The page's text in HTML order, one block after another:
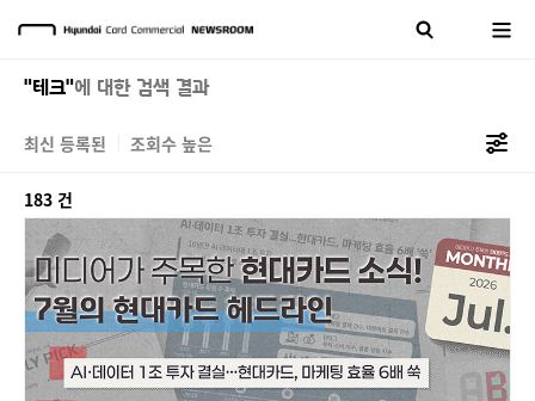
"테크"에 대한 검색 결과
최신 등록된 조회수 높은
183 건